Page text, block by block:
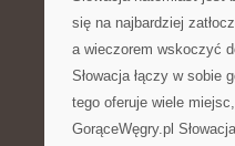
się na najbardziej
a wieczorem wskoczyć
Słowacja łączy w
tego oferuje wiele
GorąceWęgry.pl